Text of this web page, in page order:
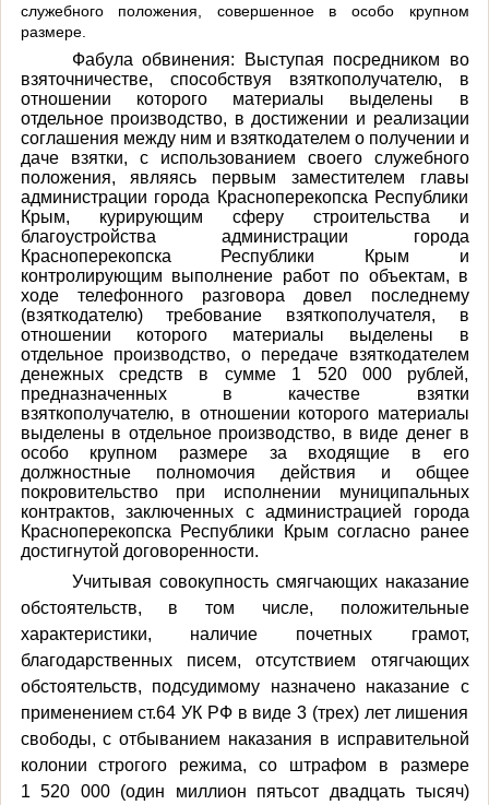
служебного положения, совершенное в особо крупном
размере.
Фабула обвинения: Выступая посредником во
взяточничестве, способствуя взяткополучателю, в
отношении которого материалы выделены в
отдельное производство, в достижении и реализации
соглашения между ним и взяткодателем о получении и
даче взятки, с использованием своего служебного
положения, являясь первым заместителем главы
администрации города Красноперекопска Республики
Крым, курирующим сферу строительства и
благоустройства администрации города
Красноперекопска Республики Крым и
контролирующим выполнение работ по объектам, в
ходе телефонного разговора довел последнему
(взяткодателю) требование взяткополучателя, в
отношении которого материалы выделены в
отдельное производство, о передаче взяткодателем
денежных средств в сумме 1 520 000 рублей,
предназначенных в качестве взятки
взяткополучателю, в отношении которого материалы
выделены в отдельное производство, в виде денег в
особо крупном размере за входящие в его
должностные полномочия действия и общее
покровительство при исполнении муниципальных
контрактов, заключенных с администрацией города
Красноперекопска Республики Крым согласно ранее
достигнутой договоренности.
Учитывая совокупность смягчающих наказание
обстоятельств, в том числе, положительные
характеристики, наличие почетных грамот,
благодарственных писем, отсутствием отягчающих
обстоятельств, подсудимому назначено наказание с
применением ст.64 УК РФ в виде 3 (трех) лет лишения
свободы,с отбыванием наказания в исправительной
колонии строгого режима, со штрафом в размере
1 520 000 (один миллион пятьсот двадцать тысяч)